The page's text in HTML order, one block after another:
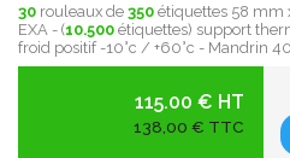
30 rouleaux de 350 étiquettes 58 mm
EXA - (10.500 étiquettes) support
froid positif -10°c / +60°c - Mandrin
115.00 € HT
138,00 € TTC